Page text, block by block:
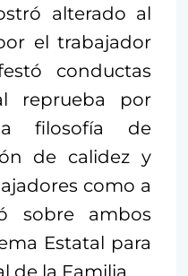
alterado al
el trabajador
conductas
reprueba por
filosofía de
de calidez y
como a
sobre ambos
Estatal para